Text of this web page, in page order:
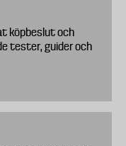
köpbeslut och
tester, guider och